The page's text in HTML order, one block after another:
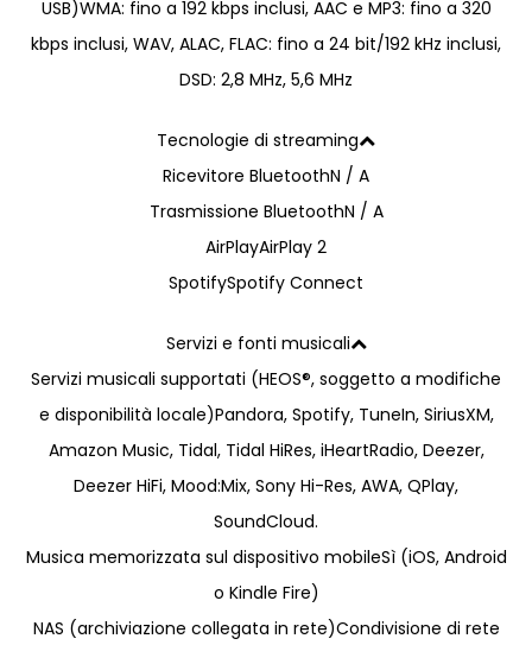
USB)WMA: fino a 192 kbps inclusi, AAC e MP3: fino a 320
kbps inclusi, WAV, ALAC, FLAC: fino a 24 bit/192 kHz inclusi,
DSD: 2,8 MHz, 5,6 MHz
Tecnologie di streaming
Ricevitore BluetoothN / A
Trasmissione BluetoothN / A
AirPlayAirPlay 2
SpotifySpotify Connect
Servizi e fonti musicali
Servizi musicali supportati (HEOS®, soggetto a modifiche
e disponibilità locale)Pandora, Spotify, TuneIn, SiriusXM,
Amazon Music, Tidal, Tidal HiRes, iHeartRadio, Deezer,
Deezer HiFi, Mood:Mix, Sony Hi-Res, AWA, QPlay,
SoundCloud.
Musica memorizzata sul dispositivo mobileSì (iOS, Android
o Kindle Fire)
NAS (archiviazione collegata in rete)Condivisione di rete